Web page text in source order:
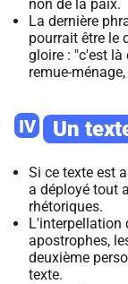
non de la paix.
La dernière
pourrait être le
gloire : "c'est là
remue-
IV Un
Si ce texte est
a déployé tout
rhétoriques.
L'interpellation
apostrophes,
deuxième
texte.